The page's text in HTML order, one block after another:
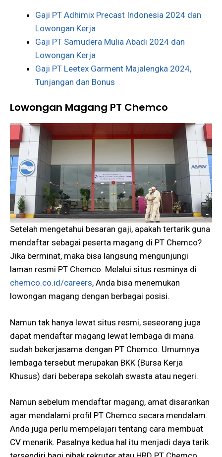
Gaji PT Adhimix Precast Indonesia 2024 dan
Lowongan Kerja
Gaji PT Samudera Mulia Abadi 2024 dan
Lowongan Kerja
Gaji PT Leetex Garment Majalengka 2024,
Tunjangan dan Bonus
Lowongan Magang PT Chemco
Setelah mengetahui besaran gaji, apakah tertarik guna
mendaftar sebagai peserta magang di PT Chemco?
Jika berminat, maka bisa langsung mengunjungi
laman resmi PT Chemco. Melalui situs resminya di
chemco.co.id/careers, Anda bisa menemukan
lowongan magang dengan berbagai posisi.
Namun tak hanya lewat situs resmi, seseorang juga
dapat mendaftar magang lewat lembaga di mana
sudah bekerjasama dengan PT Chemco. Umumnya
lembaga tersebut merupakan BKK (Bursa Kerja
Khusus) dari beberapa sekolah swasta atau negeri.
Namun sebelum mendaftar magang, amat disarankan
agar mendalami profil PT Chemco secara mendalam.
Anda juga perlu mempelajari tentang cara membuat
CV menarik. Pasalnya kedua hal itu menjadi daya tarik